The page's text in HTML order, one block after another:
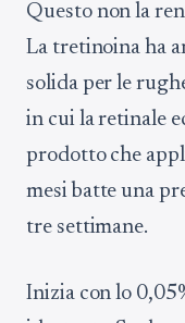
Questo non la
La tretinoina ha
solida per le
in cui la retinale
prodotto che
mesi batte una
tre settimane.
Inizia con lo